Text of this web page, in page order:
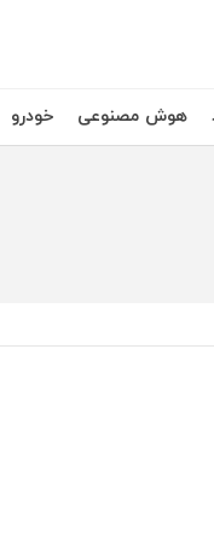
هوش مصنوعی خودرو